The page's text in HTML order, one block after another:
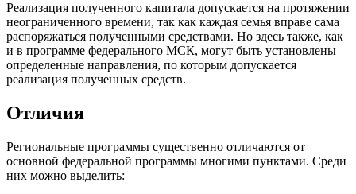
Реализация полученного капитала допускается на протяжении
неограниченного времени, так как каждая семья вправе сама
распоряжаться полученными средствами. Но здесь также, как
и в программе федерального МСК, могут быть установлены
определенные направления, по которым допускается
реализация полученных средств.
Отличия
Региональные программы существенно отличаются от
основной федеральной программы многими пунктами. Среди
них можно выделить: